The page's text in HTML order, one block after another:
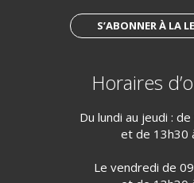
S’ABONNER À LA
Horaires
Du lundi au jeudi :
et de 13h30
Le vendredi de